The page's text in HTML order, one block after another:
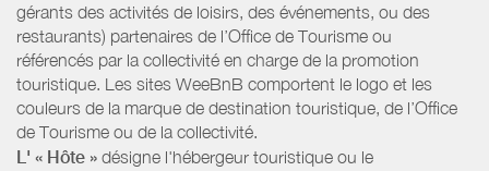
gérants des activités de loisirs, des événements, ou des
restaurants) partenaires de l’Office de Tourisme ou
référencés par la collectivité en charge de la promotion
touristique. Les sites WeeBnB comportent le logo et les
couleurs de la marque de destination touristique, de l’Office
de Tourisme ou de la collectivité.
L' « Hôte » désigne l'hébergeur touristique ou le